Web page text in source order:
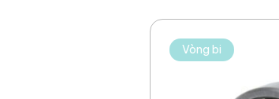
Vòng bi